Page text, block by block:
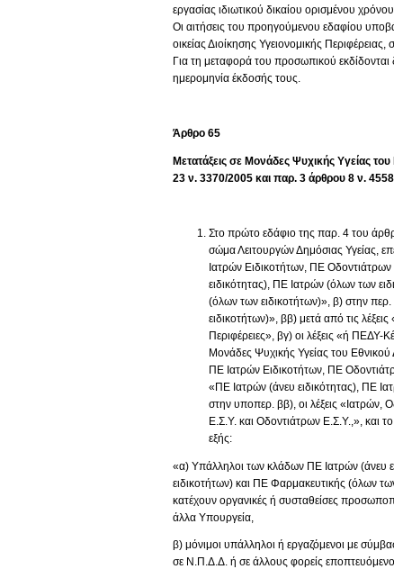
εργασίας ιδιωτικού δικαίου ορισμένου
Οι αιτήσεις του προηγούμενου εδαφίου
οικείας Διοίκησης Υγειονομικής
Για τη μεταφορά του προσωπικού
ημερομηνία έκδοσής τους.
Άρθρο 65
Μετατάξεις σε Μονάδες Ψυχικής Υγείας του
23 ν. 3370/2005 και παρ. 3 άρθρου 8 ν.
Στο πρώτο εδάφιο της παρ. 4 του
σώμα Λειτουργών Δημόσιας Υγείας,
Ιατρών Ειδικοτήτων, ΠΕ
ειδικότητας), ΠΕ Ιατρών (όλων των
(όλων των ειδικοτήτων)», β) στην περ.
ειδικοτήτων)», ββ) μετά από τις λέξεις
Περιφέρειες», βγ) οι λέξεις «ή ΠΕΔΥ-
Μονάδες Ψυχικής Υγείας του
ΠΕ Ιατρών Ειδικοτήτων, ΠΕ
«ΠΕ Ιατρών (άνευ ειδικότητας), ΠΕ
στην υποπερ. ββ), οι λέξεις «Ιατρών,
Ε.Σ.Υ. και Οδοντιάτρων Ε.Σ.Υ.,», και
εξής:
«α) Υπάλληλοι των κλάδων ΠΕ Ιατρών (άνευ
ειδικοτήτων) και ΠΕ Φαρμακευτικής (όλων
κατέχουν οργανικές ή συσταθείσες
άλλα Υπουργεία,
β) μόνιμοι υπάλληλοι ή εργαζόμενοι με
σε Ν.Π.Δ.Δ. ή σε άλλους φορείς